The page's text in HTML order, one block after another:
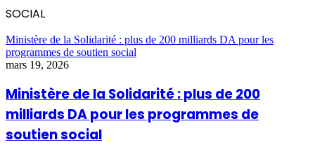
SOCIAL
Ministère de la Solidarité : plus de 200 milliards DA pour les
programmes de soutien social
mars 19, 2026
Ministère de la Solidarité : plus de 200
milliards DA pour les programmes de
soutien social